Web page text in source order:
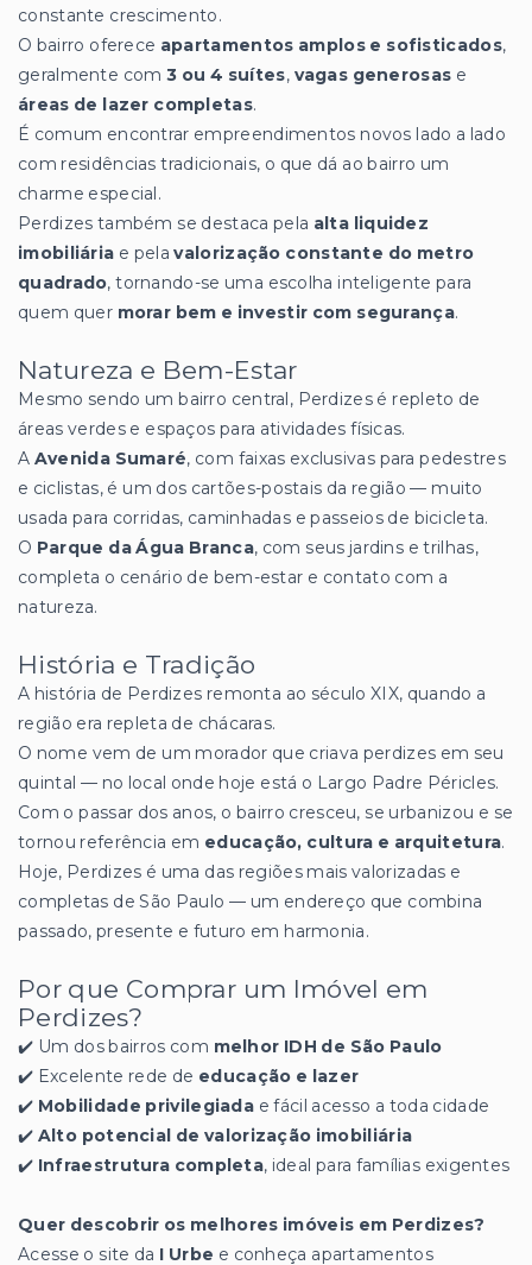
constante crescimento.
O bairro oferece apartamentos amplos e sofisticados,
geralmente com3 ou 4 suítes, vagas generosas e
áreas de lazer completas.
É comum encontrar empreendimentos novos lado a lado
com residências tradicionais, o que dá ao bairro um
charme especial.
Perdizes também se destaca pela alta liquidez
imobiliária e pelavalorização constante do metro
quadrado, tornando-se uma escolha inteligente para
quem quer morar bem e investir com segurança.
Natureza e Bem-Estar
Mesmo sendo um bairro central, Perdizes é repleto de
áreas verdes e espaços para atividades físicas.
A Avenida Sumaré, com faixas exclusivas para pedestres
e ciclistas, é um dos cartões-postais da região — muito
usada para corridas, caminhadas e passeios de bicicleta.
O Parque da Água Branca, com seus jardins e trilhas,
completa o cenário de bem-estar e contato com a
natureza.
História e Tradição
A história de Perdizes remonta ao século XIX, quando a
região era repleta de chácaras.
O nome vem de um morador que criava perdizes em seu
quintal — no local onde hoje está o Largo Padre Péricles.
Com o passar dos anos, o bairro cresceu, se urbanizou e se
tornou referência em educação, cultura e arquitetura.
Hoje, Perdizes é uma das regiões mais valorizadas e
completas de São Paulo — um endereço que combina
passado, presente e futuro em harmonia.
Por que Comprar um Imóvel em
Perdizes?
✔️ Um dos bairros com melhor IDH de São Paulo
✔️ Excelente rede de educação e lazer
✔️ Mobilidade privilegiada e fácil acesso a toda cidade
✔️ Alto potencial de valorização imobiliária
✔️ Infraestrutura completa, ideal para famílias exigentes
Quer descobrir os melhores imóveis em Perdizes?
Acesse o site da I Urbe e conheça apartamentos